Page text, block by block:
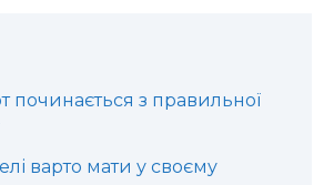
починається з правильної
варто мати у своєму